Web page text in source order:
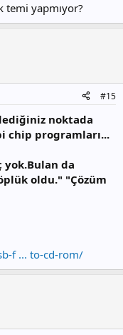
çıkın.
ne ala, düzelmediyse
kısmı yaptıktan
enter'e basın. Bu
DIS CLEAR
denenmemiştir.
temi yapmıyor?
#15
noktada
chip programları...
yok.Bulan da
oldu." "Çözüm
f ... to-cd-rom/